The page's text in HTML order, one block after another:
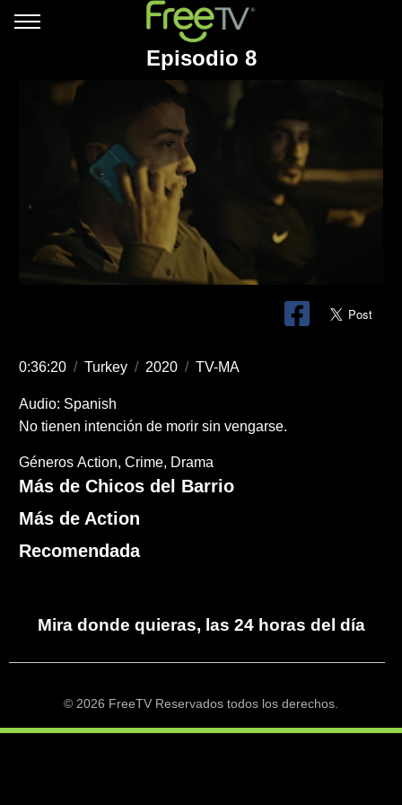
Episodio 8
0:36:20 / Turkey / 2020 / TV-MA
Audio: Spanish
No tienen intención de morir sin vengarse.
Géneros Action Crime Drama
Más de Chicos del Barrio
Más de Action
Recomendada
Mira donde quieras, las 24 horas del día
© 2026 FreeTV Reservados todos los derechos.